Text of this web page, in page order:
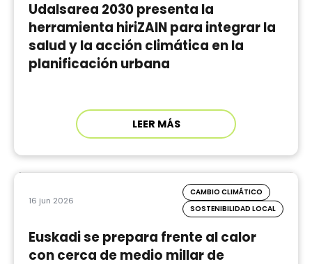
Udalsarea 2030 presenta la
herramienta hiriZAIN para integrar la
salud y la acción climática en la
planificación urbana
LEER MÁS
16 jun 2026
CAMBIO CLIMÁTICO
SOSTENIBILIDAD LOCAL
Euskadi se prepara frente al calor
con cerca de medio millar de